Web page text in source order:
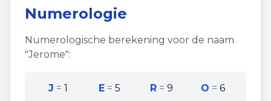
Numerologie
Numerologische berekening voor de naam
"Jerome":
J = 1 E =5 R= 9 O =6